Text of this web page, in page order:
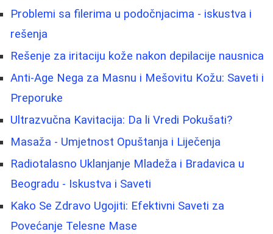
Problemi sa filerima u podočnjacima - iskustva i
rešenja
Rešenje za iritaciju kože nakon depilacije nausnica
Anti-Age Nega za Masnu i Mešovitu Kožu: Saveti i
Preporuke
Ultrazvučna Kavitacija: Da li Vredi Pokušati?
Masaža - Umjetnost Opuštanja i Liječenja
Radiotalasno Uklanjanje Mladeža i Bradavica u
Beogradu - Iskustva i Saveti
Kako Se Zdravo Ugojiti: Efektivni Saveti za
Povećanje Telesne Mase